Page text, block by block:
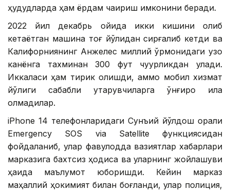
ҳудудларда ҳам ёрдам чақириш имконини беради.
2022 йил декабрь ойида икки кишини олиб
кетаётган машина тоғ йўлидан сирғалиб кетди ва
Калифорниянинг Анжелес миллий ўрмонидаги узоқ
канёнга тахминан 300 фут чуқурликдан қулади.
Иккаласи ҳам тирик қолишди, аммо мобил хизмат
йўқлиги сабабли қутқарувчиларга қўнғироқ қила
олмадилар.
iPhone 14 телефонларидаги Сунъий йўлдош орқали
Emergency SOS via Satellite функциясидан
фойдаланиб, улар фавқулодда вазиятлар хабарлари
марказига бахтсиз ҳодиса ва уларнинг жойлашуви
ҳақида маълумот юборишди. Кейин марказ
маҳаллий ҳокимият билан боғланди, улар полиция,